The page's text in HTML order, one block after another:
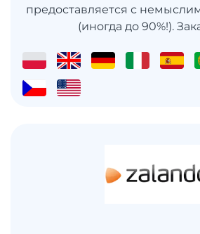
предоставляется с
(иногда до 90%!).